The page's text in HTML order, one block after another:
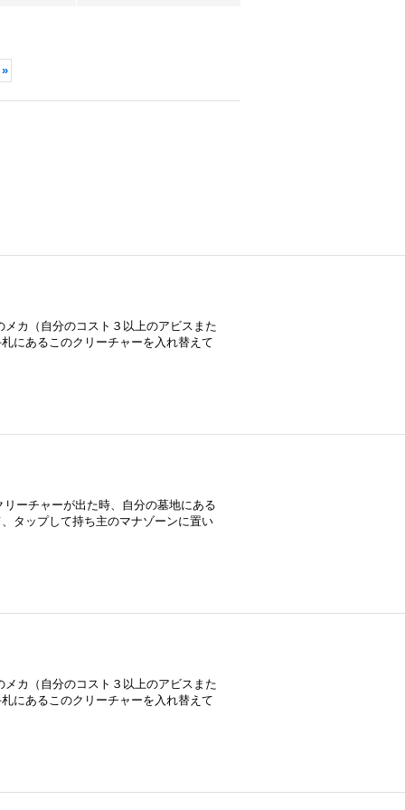
»
カ（自分のコスト３以上のアビスまた
にあるこのクリーチャーを入れ替えて
ーチャーが出た時、自分の墓地にある
タップして持ち主のマナゾーンに置い
カ（自分のコスト３以上のアビスまた
にあるこのクリーチャーを入れ替えて